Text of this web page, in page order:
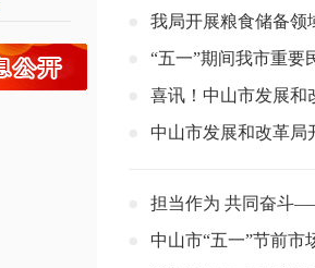
我局开展粮食储备领
“五一”期间我市重要
喜讯！中山市发展和
中山市发展和改革局
担当作为 共同奋斗
中山市“五一”节前市